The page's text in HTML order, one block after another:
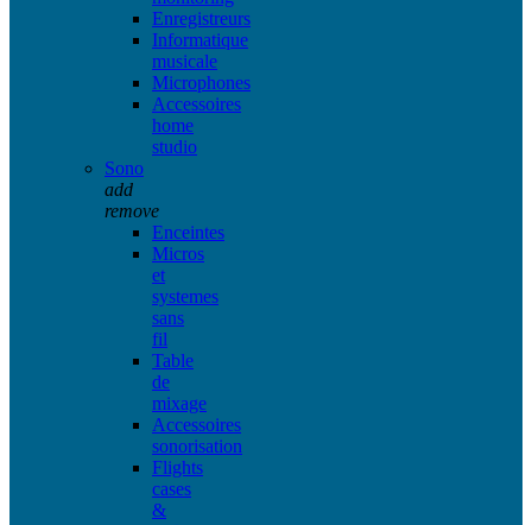
Enregistreurs
Informatique
musicale
Microphones
Accessoires
home
studio
Sono
add
remove
Enceintes
Micros
et
systemes
sans
fil
Table
de
mixage
Accessoires
sonorisation
Flights
cases
&